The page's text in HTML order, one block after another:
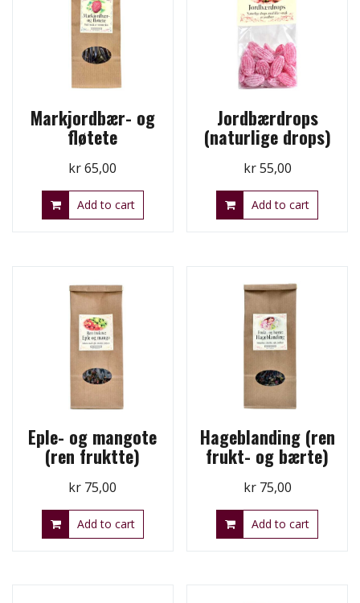
Markjordbær- og
fløtete
kr65,00
Add to cart
Jordbærdrops
(naturlige drops)
kr55,00
Add to cart
Eple- og mangote
(ren fruktte)
kr 75,00
Add to cart
Hageblanding (ren
frukt- og bærte)
kr75,00
Add to cart